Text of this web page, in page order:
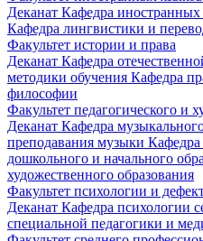
Деканат Кафедра иностранных
Кафедра лингвистики и
Факультет истории и права
Деканат Кафедра
методики обучения Кафедра
философии
Факультет педагогического и
Деканат Кафедра
преподавания музыки Кафедра
дошкольного и начального
художественного образования
Факультет психологии и
Деканат Кафедра психологии
специальной педагогики и